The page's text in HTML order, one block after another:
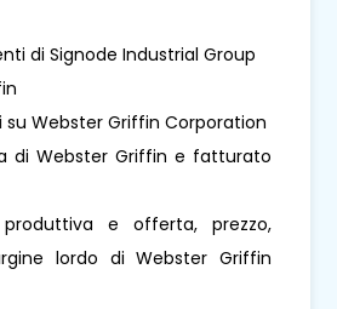
di Signode Industrial Group
su Webster Griffin Corporation
di Webster Griffin e fatturato
e offerta, prezzo,
lordo di Webster Griffin